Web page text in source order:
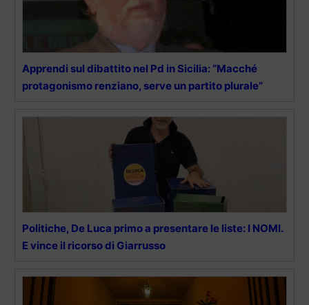
Apprendi sul dibattito nel Pd in Sicilia: “Macché
protagonismo renziano, serve un partito plurale”
Politiche, De Luca primo a presentare le liste: I NOMI.
E vince il ricorso di Giarrusso